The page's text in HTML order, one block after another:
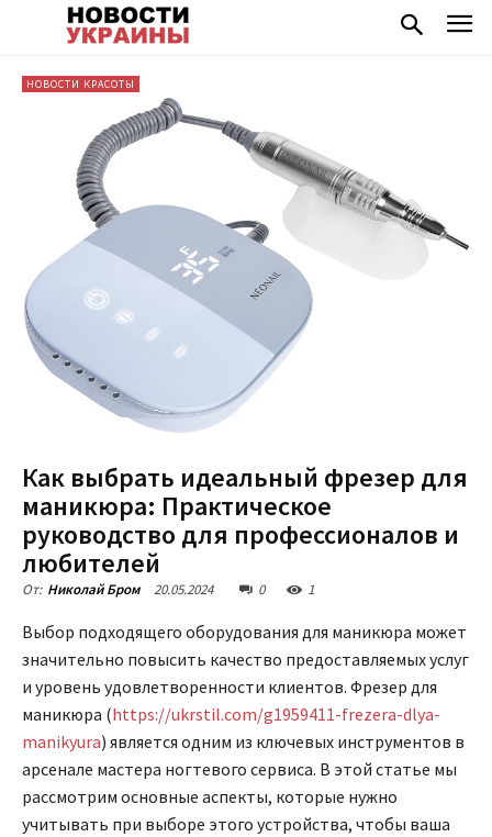
НОВОСТИ КРАСОТЫ
Как выбрать идеальный фрезер для
маникюра: Практическое
руководство для профессионалов и
любителей
От: Николай Бром 20.05.2024 0 1
Выбор подходящего оборудования для маникюра может
значительно повысить качество предоставляемых услуг
и уровень удовлетворенности клиентов. Фрезер для
маникюра (https://ukrstil.com/g1959411-frezera-dlya-
manikyura) является одним из ключевых инструментов в
арсенале мастера ногтевого сервиса. В этой статье мы
рассмотрим основные аспекты, которые нужно
учитывать при выборе этого устройства, чтобы ваша